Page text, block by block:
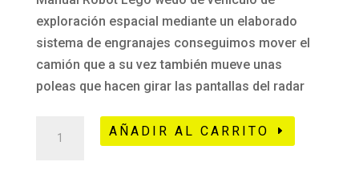
exploración espacial mediante un elaborado
sistema de engranajes conseguimos mover el
camión que a su vez también mueve unas
poleas que hacen girar las pantallas del radar
AÑADIR AL CARRITO